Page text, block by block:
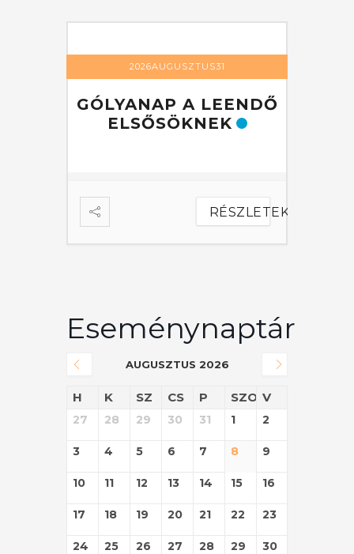
2026AUGUSZTUS31
GÓLYANAP A LEENDŐ
ELSŐSÖKNEK
RÉSZLETEK
Eseménynaptár
AUGUSZTUS 2026
H K SZ CS P SZO V
27 28 29 30 31 1 2
3 4 5 6 7 8 9
10 11 12 13 14 15 16
17 18 19 20 21 22 23
24 25 26 27 28 29 30